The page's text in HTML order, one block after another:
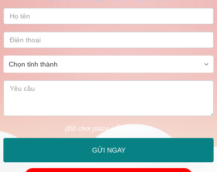
(Đồ chơi plaza Hỗ trợ Ngay )
GỬI NGAY